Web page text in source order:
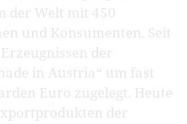
der Welt mit 450
und Konsumenten. Seit
der
in Austria“ um fast
Euro zugelegt. Heute
der